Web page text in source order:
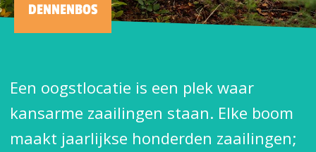
DENNENBOS
Een oogstlocatie is een plek waar
kansarme zaailingen staan. Elke boom
maakt jaarlijkse honderden zaailingen;